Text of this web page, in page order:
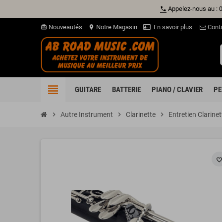
phone Appelez-nous au :
card_giftcard Nouveautés location_on Notre Magasin En savoir plus
view_headline GUITARE BATTERIE PIANO / CLAVIER
chevron_right Autre Instrument chevron_right Clarinette chevron_right Entretien
favorite_border